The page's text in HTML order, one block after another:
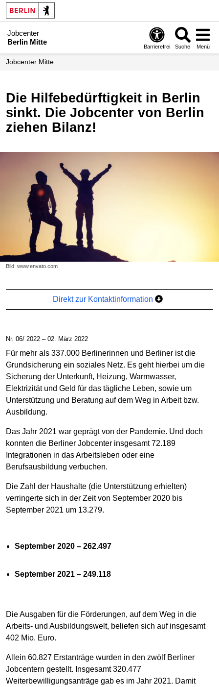
Jobcenter
Berlin Mitte
Barrierefrei Suche Menü
Jobcenter Mitte
Die Hilfebedürftigkeit in Berlin
sinkt. Die Jobcenter von Berlin
ziehen Bilanz!
Bild: www.envato.com
Direkt zur Kontaktinformation
Nr. 06/ 2022 – 02. März 2022
Für mehr als 337.000 Berlinerinnen und Berliner ist die
Grundsicherung ein soziales Netz. Es geht hierbei um die
Sicherung der Unterkunft, Heizung, Warmwasser,
Elektrizität und Geld für das tägliche Leben, sowie um
Unterstützung und Beratung auf dem Weg in Arbeit bzw.
Ausbildung.
Das Jahr 2021 war geprägt von der Pandemie. Und doch
konnten die Berliner Jobcenter insgesamt 72.189
Integrationen in das Arbeitsleben oder eine
Berufsausbildung verbuchen.
Die Zahl der Haushalte (die Unterstützung erhielten)
verringerte sich in der Zeit von September 2020 bis
September 2021 um 13.279.
September 2020 – 262.497
September 2021 – 249.118
Die Ausgaben für die Förderungen, auf dem Weg in die
Arbeits- und Ausbildungswelt, beliefen sich auf insgesamt
402 Mio. Euro.
Allein 60.827 Erstanträge wurden in den zwölf Berliner
Jobcentern gestellt. Insgesamt 320.477
Weiterbewilligungsanträge gab es im Jahr 2021. Damit